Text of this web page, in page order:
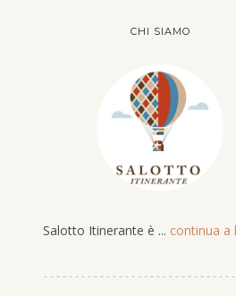
CHI SIAMO
Salotto Itinerante è ... continua a